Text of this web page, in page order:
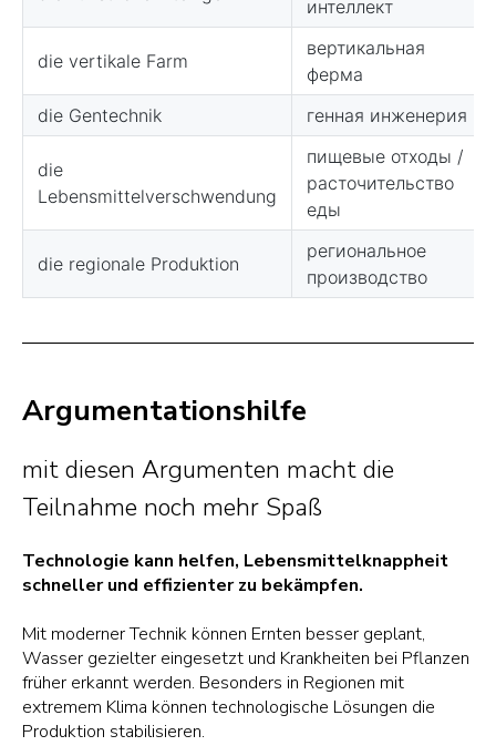
Argumentationshilfe
mit diesen Argumenten macht die
Teilnahme noch mehr Spaß
Technologie kann helfen, Lebensmittelknappheit
schneller und effizienter zu bekämpfen.
Mit moderner Technik können Ernten besser geplant,
Wasser gezielter eingesetzt und Krankheiten bei Pflanzen
früher erkannt werden. Besonders in Regionen mit
extremem Klima können technologische Lösungen die
Produktion stabilisieren.